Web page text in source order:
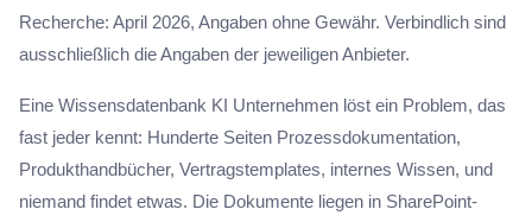
Recherche: April 2026, Angaben ohne Gewähr. Verbindlich sind
ausschließlich die Angaben der jeweiligen Anbieter.
Eine Wissensdatenbank KI Unternehmen löst ein Problem, das
fast jeder kennt: Hunderte Seiten Prozessdokumentation,
Produkthandbücher, Vertragstemplates, internes Wissen, und
niemand findet etwas. Die Dokumente liegen in SharePoint-